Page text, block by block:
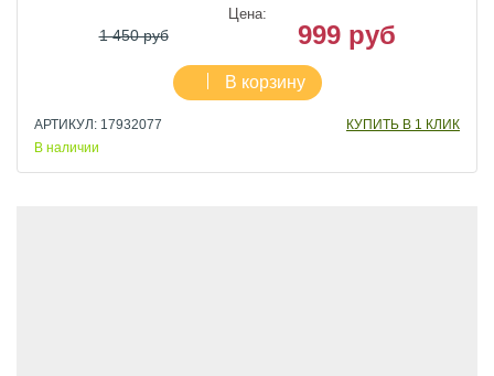
Цена:
1 450 руб 999 руб
В корзину
АРТИКУЛ: 17932077
КУПИТЬ В 1 КЛИК
В наличии